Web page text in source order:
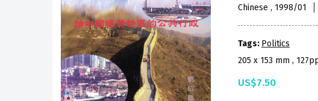
Chinese , 1998/01
Tags: Politics
205 x 153 mm ,
US$7.50